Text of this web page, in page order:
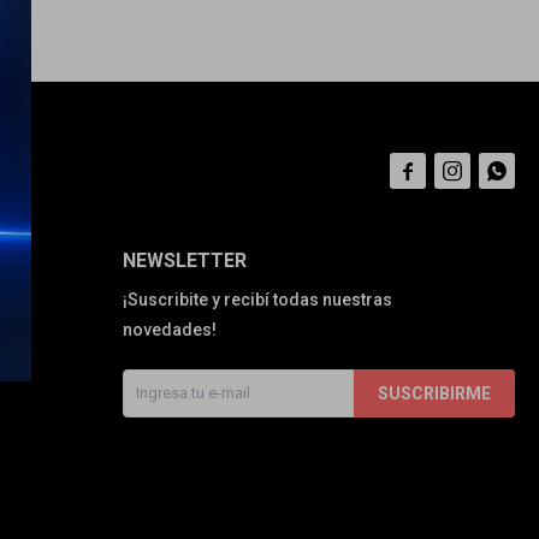
NEWSLETTER
¡Suscribite y recibí todas nuestras
novedades!
SUSCRIBIRME
  